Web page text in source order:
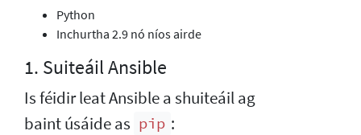
Python
Inchurtha 2.9 nó níos airde
1. Suiteáil Ansible
Is féidir leat Ansible a shuiteáil ag
baint úsáide as pip :